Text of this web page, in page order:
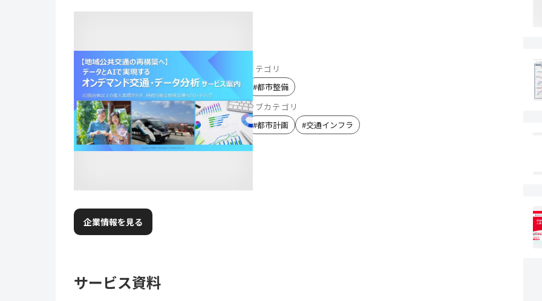
カテゴリ
#都市整備
サブカテゴリ
#都市計画 #交通インフラ
企業情報を見る
サービス資料